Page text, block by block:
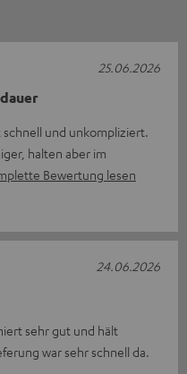
und unkompliziert.
halten aber im
Bewertung lesen
25.06.2026
sehr gut und hält
war sehr schnell da.
24.06.2026